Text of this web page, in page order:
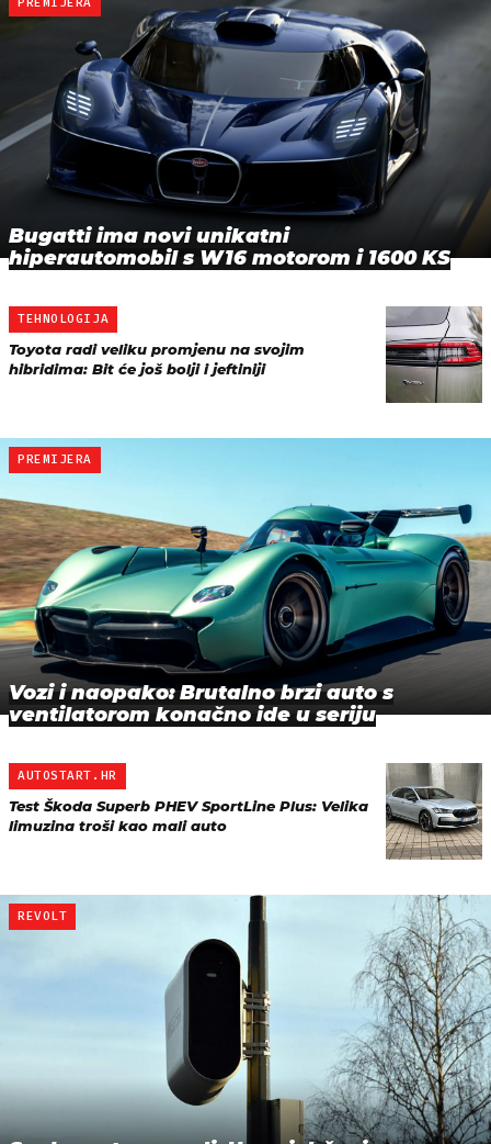
Bugatti ima novi unikatni
hiperautomobil s W16 motorom i 1600 KS
TEHNOLOGIJA
Toyota radi veliku promjenu na svojim
hibridima: Bit će još bolji i jeftiniji
PREMIJERA
Vozi i naopako: Brutalno brzi auto s
ventilatorom konačno ide u seriju
AUTOSTART.HR
Test Škoda Superb PHEV SportLine Plus: Velika
limuzina troši kao mali auto
REVOLT